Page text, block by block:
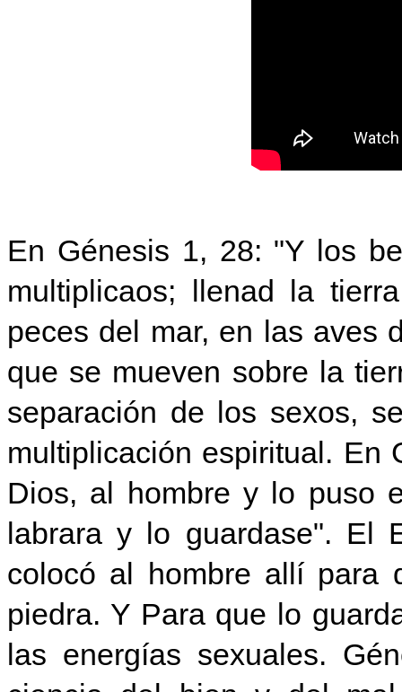
En Génesis 1, 28: "Y los
multiplicaos; llenad la
peces del mar, en las aves
que se mueven sobre la
separación de los sexos,
multiplicación espiritual. En
Dios, al hombre y lo puso
labrara y lo guardase". El
colocó al hombre allí para
piedra. Y Para que lo
las energías sexuales.